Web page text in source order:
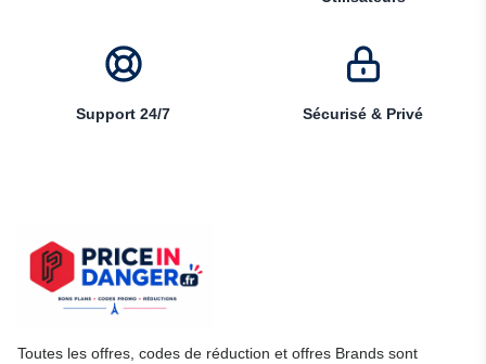
Support 24/7 Sécurisé & Privé
Toutes les offres, codes de réduction et offres Brands sont